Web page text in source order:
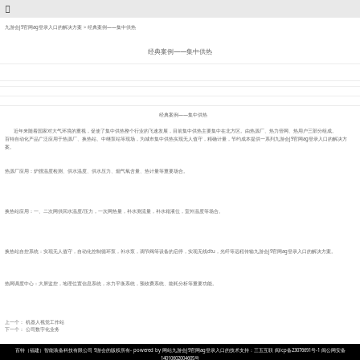
九游会j9官网ag登录入口的解决方案> 经典案例——集中供热
经典案例——集中供热
经典案例——集中供热
近年来随着国家对大气环境的重视，促使了集中供热整个行业的飞速发展，目前集中供热主要集中在北方区。由热源厂、热力管网、热用户三部分组成。
百特自动化产品广泛应用于热源厂、换热站、中继泵站等现场，为城市集中供热实现无人值守，精确计量，节约成本提供一系列九游会j9官网ag登录入口的解决方
案。
热源厂应用：炉膛温度检测、供水温度、供水压力、烟气氧含量、热计量等重要场合。
换热站应用：一、二次网供回水温度/压力，一次网热量，补水测流量，补水箱液位，室外温度等场合。
换热站自控系统：实现无人值守，自动化控制循环泵，补水泵，调节阀等设备的启停，实现无线dtu，光纤等远程传输九游会j9官网ag登录入口的解决方案。
热网调度中心：大屏监控，地理位置信息系统，水力平衡系统，预收费系统、能耗分析等重要功能。
上一个： 机器人视觉工作站
下一个： 公司数字化业务
百特（福建）智能装备科技有限公司 9游会的版权所有- powered by 网站九游会j9官网ag登录入口的技术支持：三五互联 闽icp备23076691号-1 闽公网安备
14010602004605号